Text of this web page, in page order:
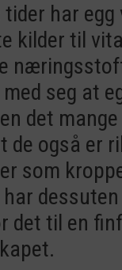
tider har
kilder til
seg at
det
de også er
som
har
det til en